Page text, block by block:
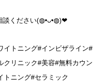
談ください(◍•ᴗ•◍)❤︎
イトニング#インビザライン#
クリニック#美容#無料カウン
トニング#セラミック